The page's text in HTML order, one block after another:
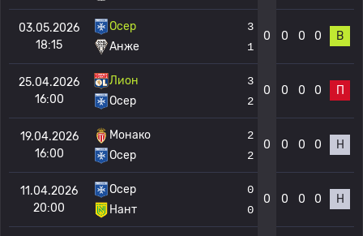
03.05.2026
18:15
Осер
Анже
3
1
0 0 0 0 В
25.04.2026
16:00
Лион
Осер
3
2
0 0 0 0 П
19.04.2026
16:00
Монако
Осер
2
2
0 0 0 0 Н
11.04.2026
20:00
Осер
Нант
0
0
0 0 0 0 Н